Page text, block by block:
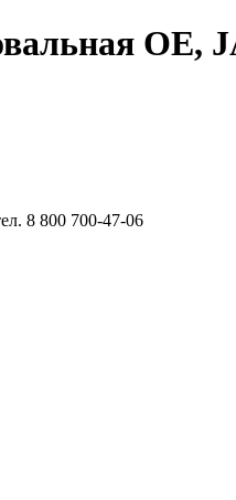
OE,
8 800 700-47-06